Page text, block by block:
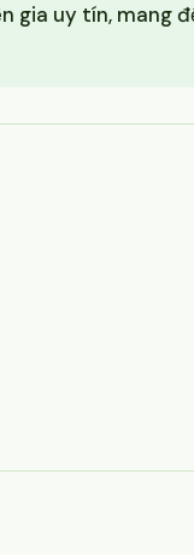
uy tín, mang